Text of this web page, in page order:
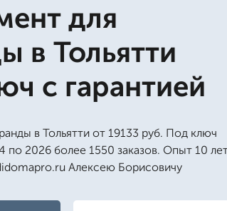
для
в Тольятти
с гарантией
в Тольятти от 19133 руб. Под ключ
по 2026 более 1550 заказов. Опыт 10
Алексею Борисовичу